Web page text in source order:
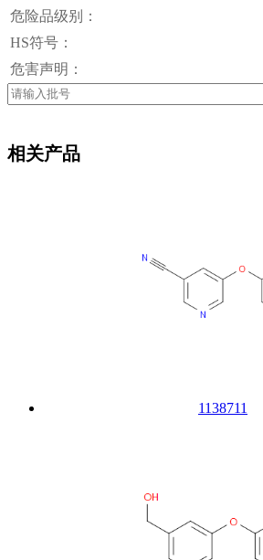
危险品级别：
HS符号：
危害声明：
相关产品
1138711